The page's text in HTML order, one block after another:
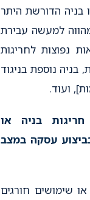
בניה הדורשת היתר
למעשה עבירת
נפוצות לחריגות
בניה נוספת בניגוד
ועוד.
בניה או
עסקה במצב
שימושים חורגים